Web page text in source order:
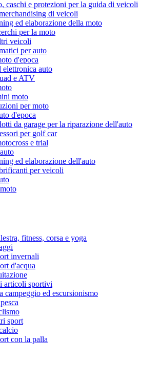
caschi e protezioni per la guida di veicoli
di veicoli
ed elaborazione della moto
per la moto
veicoli
per auto
d'epoca
elettronica auto
e ATV
moto
per moto
d'epoca
da garage per la riparazione dell'auto
per golf car
e trial
ed elaborazione dell'auto
per veicoli
fitness, corsa e yoga
invernali
d'acqua
articoli sportivi
campeggio ed escursionismo
sport
con la palla